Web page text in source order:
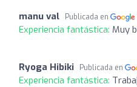
manu val Publicada en
Experiencia fantástica: Muy
Ryoga Hibiki Publicada en
Experiencia fantástica: